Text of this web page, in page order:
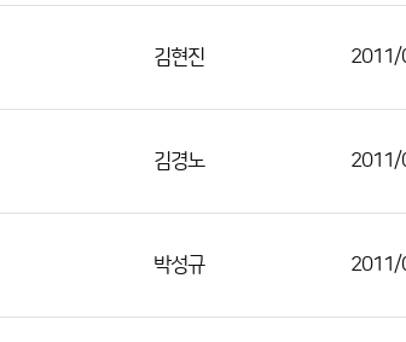
김현진 2011/
김경노 2011/
박성규 2011/